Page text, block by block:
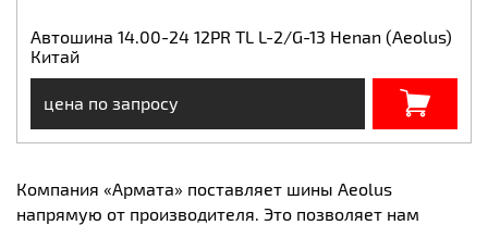
Автошина 14.00-24 12PR TL L-2/G-13 Henan (Aeolus)
Китай
цена по запросу
Компания «Армата» поставляет шины Aeolus
напрямую от производителя. Это позволяет нам